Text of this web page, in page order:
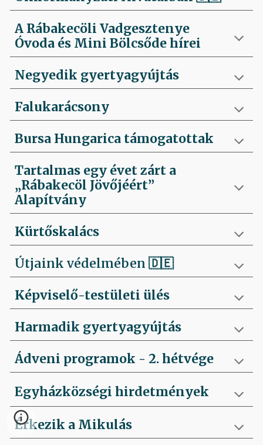
A Rábakecöli Vadgesztenye
Óvoda és Mini Bölcsőde hírei
Negyedik gyertyagyújtás
Falukarácsony
Bursa Hungarica támogatottak
Tartalmas egy évet zárt a
„Rábakecöl Jövőjéért”
Alapítvány
Kürtőskalács
Útjaink védelmében🇩🇪
Képviselő-testületi ülés
Harmadik gyertyagyújtás
Ádveni programok - 2. hétvége
Egyházközségi hirdetmények
Érkezik a Mikulás